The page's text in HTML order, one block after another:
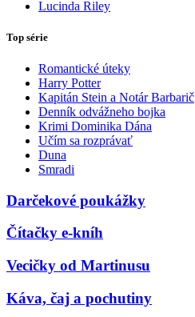
Lucinda Riley
Top série
Romantické úteky
Harry Potter
Kapitán Stein a Notár Barbarič
Denník odvážneho bojka
Krimi Dominika Dána
Učím sa rozprávať
Duna
Smradi
Darčekové poukážky
Čítačky e-kníh
Vecičky od Martinusu
Káva, čaj a pochutiny